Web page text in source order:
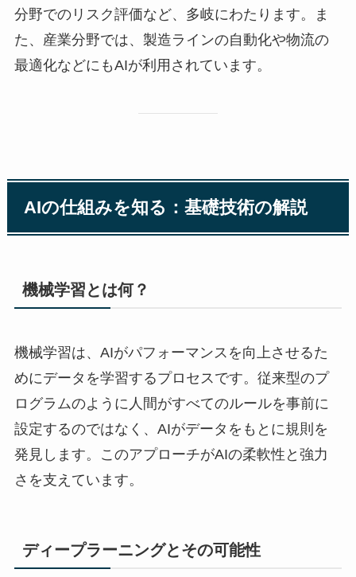
分野でのリスク評価など、多岐にわたります。ま
た、産業分野では、製造ラインの自動化や物流の
最適化などにもAIが利用されています。
AIの仕組みを知る：基礎技術の解説
機械学習とは何？
機械学習は、AIがパフォーマンスを向上させるた
めにデータを学習するプロセスです。従来型のプ
ログラムのように人間がすべてのルールを事前に
設定するのではなく、AIがデータをもとに規則を
発見します。このアプローチがAIの柔軟性と強力
さを支えています。
ディープラーニングとその可能性